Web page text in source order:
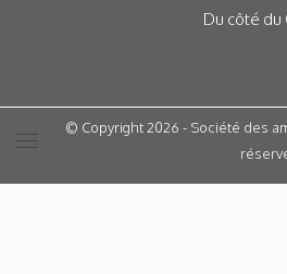
Du côté du
© Copyright 2026 - Société des